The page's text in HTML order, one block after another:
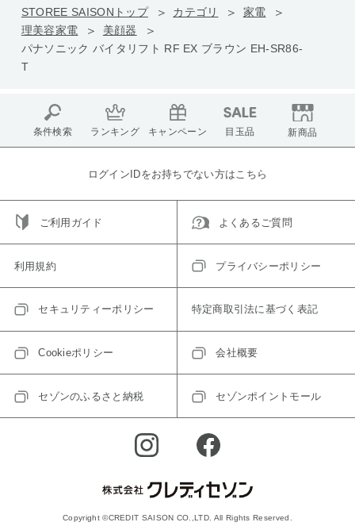
STOREE SAISONトップ カテゴリ
家電
理美容家電
美顔器
パナソニック バイタリフト RF EX ブラウン EH-SR86-
T
条件検索 ランキング キャンペーン 目玉品 新商品
ログインIDをお持ちでない方はこちら
ご利用ガイド よくあるご質問
利用規約 プライバシーポリシー
セキュリティーポリシー 特定商取引法に基づく表記
Cookieポリシー 会社概要
セゾンのふるさと納税 セゾンポイントモール
Copyright ©CREDIT SAISON CO.,LTD. All Rights Reserved.